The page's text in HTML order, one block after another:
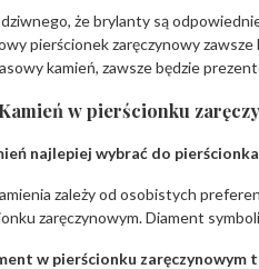
że brylanty są
pierścionek zaręczynowy
kamień, zawsze będzie
w pierścionku
najlepiej wybrać do
zależy od osobistych
zaręczynowym. Diament
w pierścionku zaręczynowym